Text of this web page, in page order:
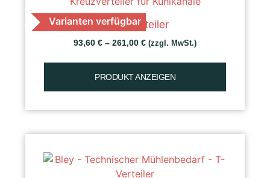
Varianten verfügbar
Kreuzverteiler
93,60 € – 261,00 € (zzgl. MwSt.)
PRODUKT ANZEIGEN